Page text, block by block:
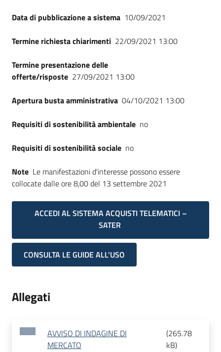
Data di pubblicazione a sistema 10/09/2021
Termine richiesta chiarimenti 22/09/2021 13:00
Termine presentazione delle
offerte/risposte 27/09/2021 13:00
Apertura busta amministrativa 04/10/2021 13:00
Requisiti di sostenibilità ambientale no
Requisiti di sostenibilità sociale no
Note Le manifestazioni d'interesse possono essere
collocate dalle ore 8,00 del 13 settembre 2021
ACCEDI AL SISTEMA ACQUISTI TELEMATICI –
SATER
CONSULTA LE GUIDE ALL'USO
Allegati
AVVISO DI INDAGINE DI
MERCATO
(265.78
kB)